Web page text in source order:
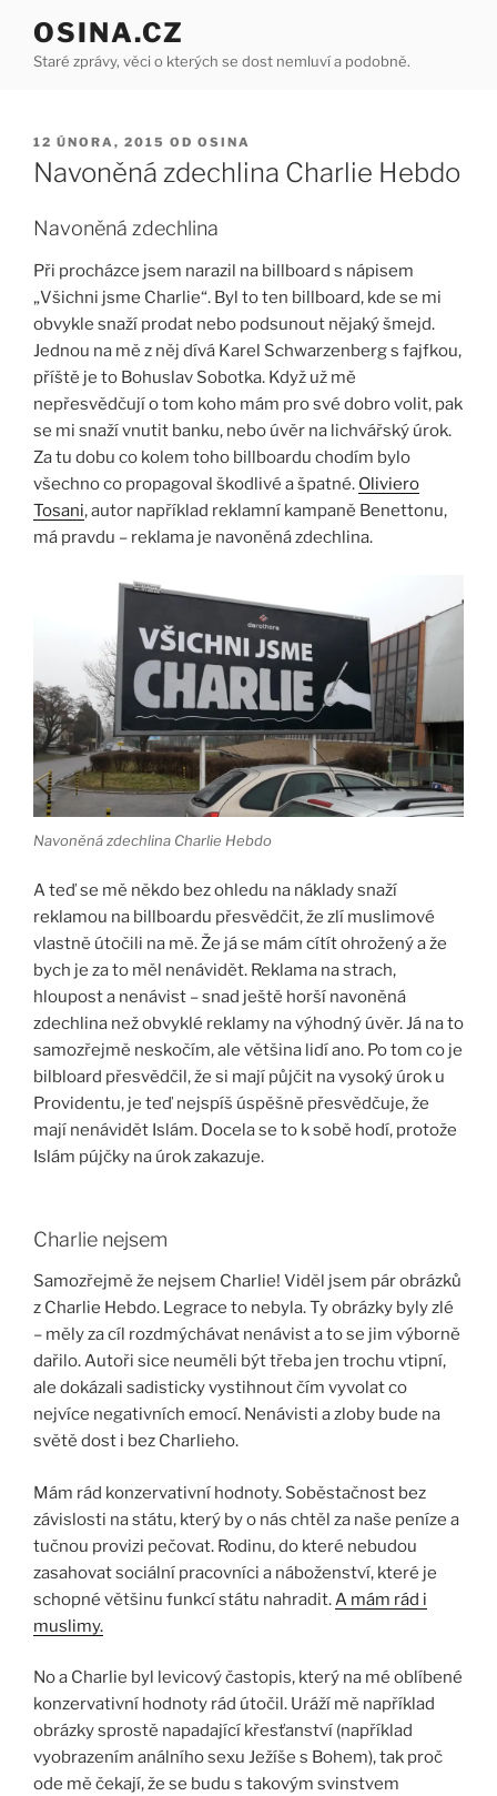
obsahu
OSINA.CZ
Staré zprávy, věci o kterých se dost nemluví a podobně.
PUBLIKOVÁNO
12 ÚNORA, 2015 OD OSINA
Navoněná zdechlina Charlie Hebdo
Navoněná zdechlina
Při procházce jsem narazil na billboard s nápisem
„Všichni jsme Charlie“. Byl to ten billboard, kde se mi
obvykle snaží prodat nebo podsunout nějaký šmejd.
Jednou na mě z něj dívá Karel Schwarzenberg s fajfkou,
příště je to Bohuslav Sobotka. Když už mě
nepřesvědčují o tom koho mám pro své dobro volit, pak
se mi snaží vnutit banku, nebo úvěr na lichvářský úrok.
Za tu dobu co kolem toho billboardu chodím bylo
všechno co propagoval škodlivé a špatné. Oliviero
Tosani, autor například reklamní kampaně Benettonu,
má pravdu – reklama je navoněná zdechlina.
Navoněná zdechlina Charlie Hebdo
A teď se mě někdo bez ohledu na náklady snaží
reklamou na billboardu přesvědčit, že zlí muslimové
vlastně útočili na mě. Že já se mám cítít ohrožený a že
bych je za to měl nenávidět. Reklama na strach,
hloupost a nenávist – snad ještě horší navoněná
zdechlina než obvyklé reklamy na výhodný úvěr. Já na to
samozřejmě neskočím, ale většina lidí ano. Po tom co je
bilbloard přesvědčil, že si mají půjčit na vysoký úrok u
Providentu, je teď nejspíš úspěšně přesvědčuje, že
mají nenávidět Islám. Docela se to k sobě hodí, protože
Islám pújčky na úrok zakazuje.
Charlie nejsem
Samozřejmě že nejsem Charlie! Viděl jsem pár obrázků
z Charlie Hebdo. Legrace to nebyla. Ty obrázky byly zlé
– měly za cíl rozdmýchávat nenávist a to se jim výborně
dařilo. Autoři sice neuměli být třeba jen trochu vtipní,
ale dokázali sadisticky vystihnout čím vyvolat co
nejvíce negativních emocí. Nenávisti a zloby bude na
světě dost i bez Charlieho.
Mám rád konzervativní hodnoty. Soběstačnost bez
závislosti na státu, který by o nás chtěl za naše peníze a
tučnou provizi pečovat. Rodinu, do které nebudou
zasahovat sociální pracovníci a náboženství, které je
schopné většinu funkcí státu nahradit.A mám rád i
muslimy.
No a Charlie byl levicový častopis, který na mé oblíbené
konzervativní hodnoty rád útočil. Uráží mě například
obrázky sprostě napadající křesťanství (například
vyobrazením análního sexu Ježíše s Bohem), tak proč
ode mě čekají, že se budu s takovým svinstvem